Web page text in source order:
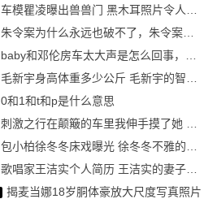
车模瞿凌曝出兽兽门 黑木耳照片令人咋舌
朱令案为什么永远也破不了，朱令案同宿舍的人现状
baby和邓伦房车太大声是怎么回事，遭捏造房车事件和现场照
毛新宇身高体重多少公斤 毛新宇的智商高不高真相
0和1和t和p是什么意思
刺激之行在颠簸的车里我伸手摸了她 在车上做
包小柏徐冬冬床戏曝光 徐冬冬不雅的图片
歌唱家王洁实个人简历 王洁实的妻子是谁
揭麦当娜18岁胴体豪放大尺度写真照片